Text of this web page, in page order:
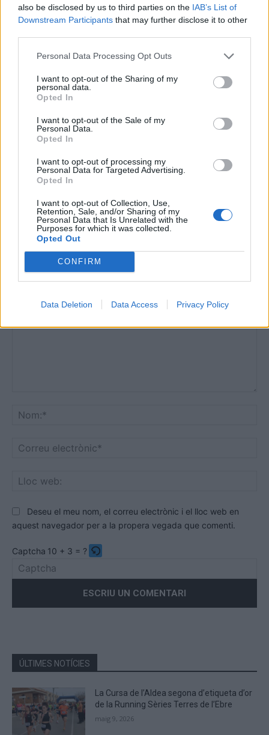
also be disclosed by us to third parties on the IAB’s List of
Downstream Participants that may further disclose it to other
Personal Data Processing Opt Outs
I want to opt-out of the Sharing of my
personal data.
Opted In
I want to opt-out of the Sale of my
Personal Data.
Opted In
I want to opt-out of processing my
Personal Data for Targeted Advertising.
Opted In
I want to opt-out of Collection, Use,
Retention, Sale, and/or Sharing of my
Personal Data that Is Unrelated with the
Purposes for which it was collected.
Opted Out
CONFIRM
Data Deletion Data Access Privacy Policy
ARTICLES RELACIONATS
Handbol
maig 7, 2026
Handbol
Handbol
El Centre d’Esports Tortosa sorprès per
abril 29, 2026
Deseu el meu nom, el correu electrònic i el lloc web en
aquest navegador per a la propera vegada que comenti.
Captcha 10 + 3 = ?
the
the
CAPTCHA
to
verify
that
you
ÚLTIMES NOTÍCIES
La Cursa de l’Aldea segona d’etiqueta d’or
de la Running Sèries Terres de l’Ebre
maig 9, 2026